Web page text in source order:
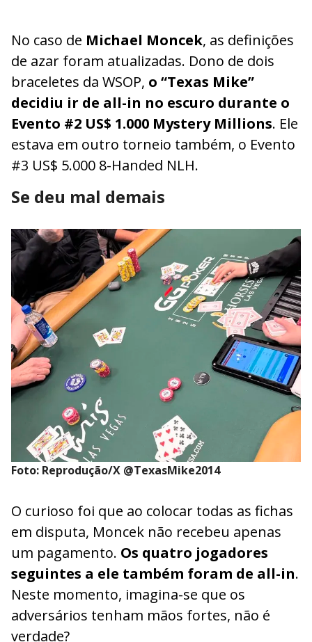
No caso de Michael Moncek, as definições
de azar foram atualizadas. Dono de dois
braceletes da WSOP, o “Texas Mike”
decidiu ir de all-in no escuro durante o
Evento #2 US$ 1.000 Mystery Millions. Ele
estava em outro torneio também, o Evento
#3 US$ 5.000 8-Handed NLH.
Se deu mal demais
Foto: Reprodução/X @TexasMike2014
O curioso foi que ao colocar todas as fichas
em disputa, Moncek não recebeu apenas
um pagamento. Os quatro jogadores
seguintes a ele também foram de all-in.
Neste momento, imagina-se que os
adversários tenham mãos fortes, não é
verdade?